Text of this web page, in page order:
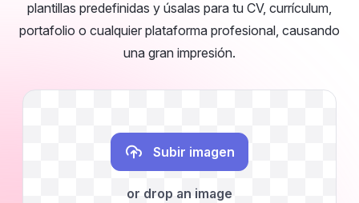
plantillas predefinidas y úsalas para tu CV, currículum,
portafolio o cualquier plataforma profesional, causando
una gran impresión.
Subir imagen
or drop an image